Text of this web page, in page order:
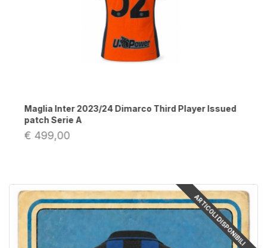
ARTICOLI DISPONIBILI
Maglia Inter Star Trek Dimarco 2023/2024 Home
Nike Store Authentic
€ 199,00